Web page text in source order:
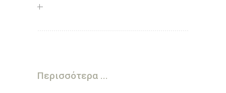
Περισσότερα ...